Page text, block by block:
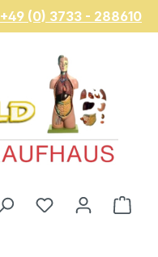
+49 (0) 3733 - 288610
Du hast 0